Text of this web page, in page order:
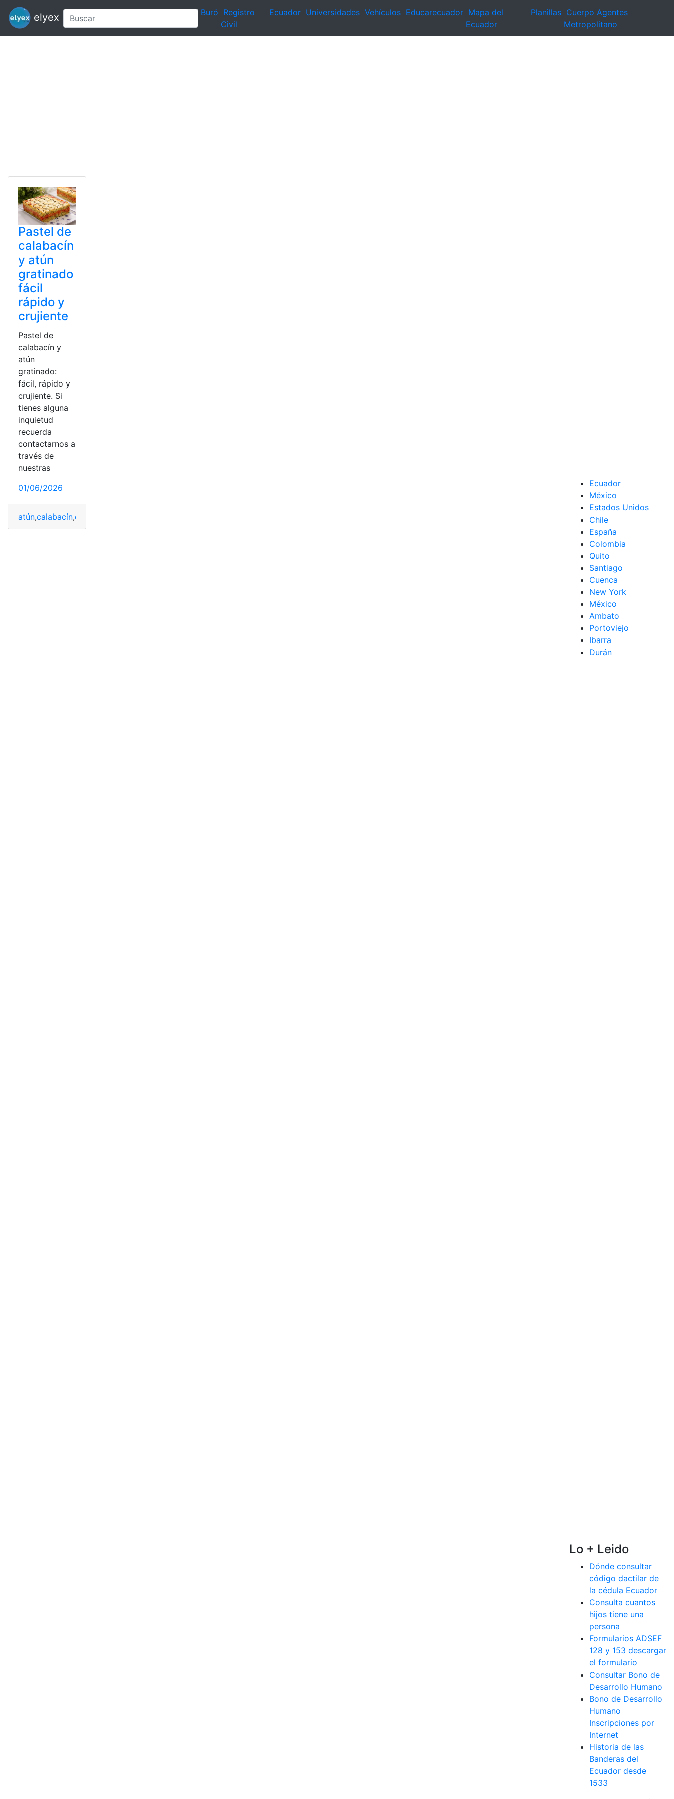
elyex Buró Registro
Civil
Ecuador Universidades Vehículos Educarecuador Mapa del
Ecuador
Planillas Cuerpo Agentes
Metropolitano
Pastel de
calabacín
y atún
gratinado
fácil
rápido y
crujiente
Pastel de
calabacín y
atún
gratinado:
fácil, rápido y
crujiente. Si
tienes alguna
inquietud
recuerda
contactarnos a
través de
nuestras
01/06/2026
atún,calabacín,crujiente
Ecuador
México
Estados Unidos
Chile
España
Colombia
Quito
Santiago
Cuenca
New York
México
Ambato
Portoviejo
Ibarra
Durán
Lo + Leido
Dónde consultar
código dactilar de
la cédula Ecuador
Consulta cuantos
hijos tiene una
persona
Formularios ADSEF
128 y 153 descargar
el formulario
Consultar Bono de
Desarrollo Humano
Bono de Desarrollo
Humano
Inscripciones por
Internet
Historia de las
Banderas del
Ecuador desde
1533